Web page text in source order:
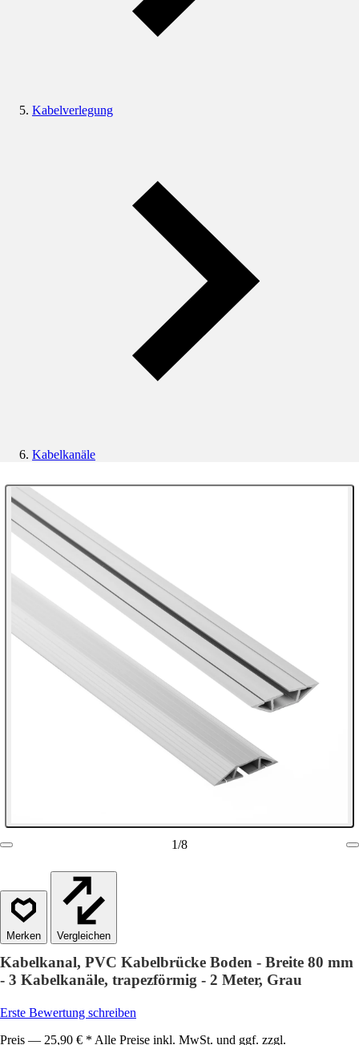
Kabelverlegung
Kabelkanäle
1/8
Vergleichen
Kabelkanal, PVC Kabelbrücke Boden - Breite 80 mm
- 3 Kabelkanäle, trapezförmig - 2 Meter, Grau
Erste Bewertung schreiben
Preis — 25,90 € * Alle Preise inkl. MwSt. und ggf. zzgl.